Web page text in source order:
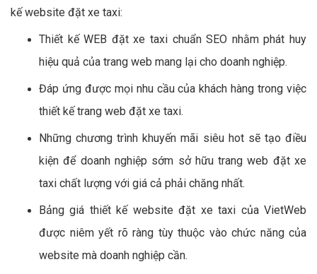
kế website đặt xe taxi:
Thiết kế WEB đặt xe taxi chuẩn SEO nhằm phát huy
hiệu quả của trang web mang lại cho doanh nghiệp.
Đáp ứng được mọi nhu cầu của khách hàng trong việc
thiết kế trang web đặt xe taxi.
Những chương trình khuyến mãi siêu hot sẽ tạo điều
kiện để doanh nghiệp sớm sở hữu trang web đặt xe
taxi chất lượng với giá cả phải chăng nhất.
Bảng giá thiết kế website đặt xe taxi của VietWeb
được niêm yết rõ ràng tùy thuộc vào chức năng của
website mà doanh nghiệp cần.